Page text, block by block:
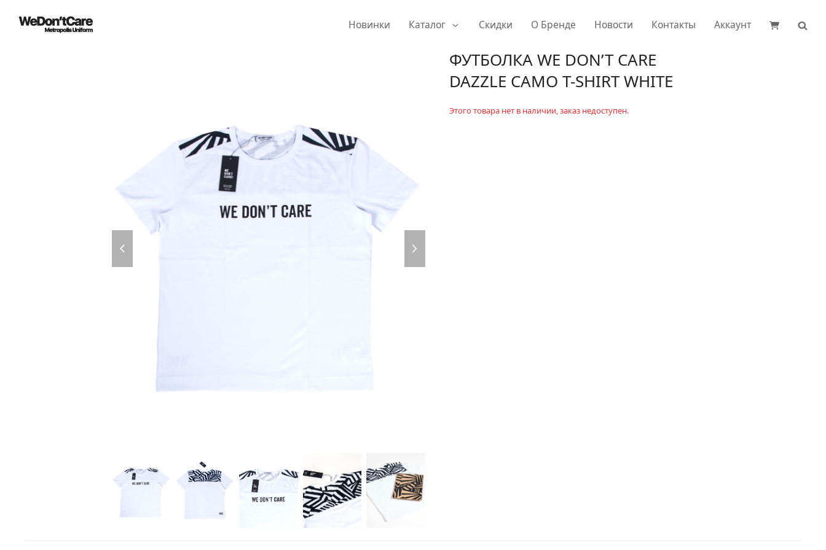
Новинки Каталог Скидки О Бренде Новости Контакты Аккаунт
previous
slide
slide
ФУТБОЛКА WE DON’T CARE
DAZZLE CAMO T-SHIRT WHITE
Этого товара нет в наличии, заказ недоступен.